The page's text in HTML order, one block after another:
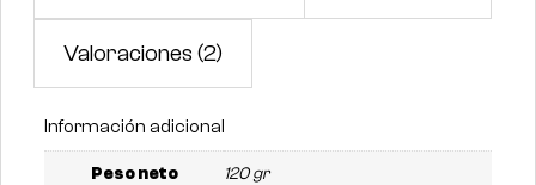
Valoraciones (2)
Información adicional
Peso neto 120 gr